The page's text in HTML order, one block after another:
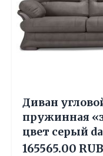
Диван
пружинная
цвет серый
165565.00 RUB